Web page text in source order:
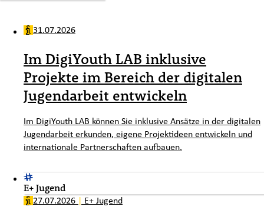
31.07.2026
Im DigiYouth LAB inklusive
Projekte im Bereich der digitalen
Jugendarbeit entwickeln
Im DigiYouth LAB können Sie inklusive Ansätze in der digitalen
Jugendarbeit erkunden, eigene Projektideen entwickeln und
internationale Partnerschaften aufbauen.
E+ Jugend
27.07.2026 | E+ Jugend